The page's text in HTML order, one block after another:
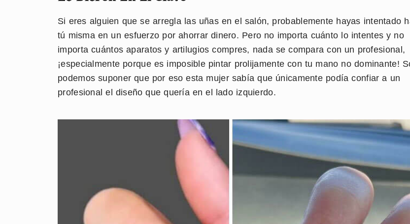
Si eres alguien que se arregla las uñas en el salón, probablemente hayas intentado
tú misma en un esfuerzo por ahorrar dinero. Pero no importa cuánto lo intentes y no
importa cuántos aparatos y artilugios compres, nada se compara con un profesional,
¡especialmente porque es imposible pintar prolijamente con tu mano no dominante!
podemos suponer que por eso esta mujer sabía que únicamente podía confiar a un
profesional el diseño que quería en el lado izquierdo.